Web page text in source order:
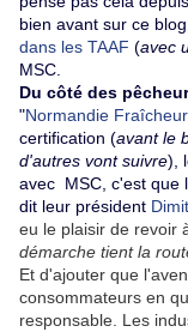
bien avant sur ce
dans les TAAF (avec
MSC.
Du côté des
"Normandie
certification (avant le
d'autres vont suivre),
avec MSC, c'est que
dit leur président
eu le plaisir de revoir
démarche tient la
Et d'ajouter que
consommateurs en
responsable. Les